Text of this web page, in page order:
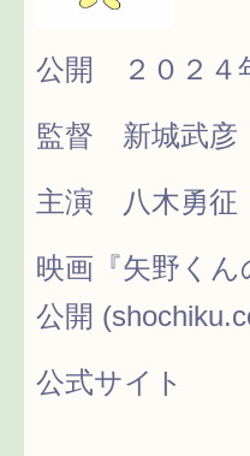
公開 ２０２４
監督 新城武彦
主演 八木勇
映画『矢野く
公開
公式サイト